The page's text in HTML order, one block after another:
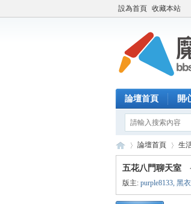
設為首頁 收藏本站
論壇首頁 開
魔 »
論壇首頁
›
生
五花八門聊天室
版主: purple8133, 黑衣